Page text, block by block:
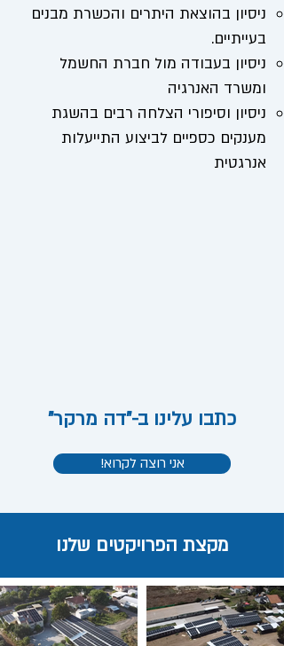
ניסיון בהוצאת היתרים והכשרת מבנים
בעייתיים.
ניסיון בעבודה מול חברת החשמל
ומשרד האנרגיה
ניסיון וסיפורי הצלחה רבים בהשגת
מענקים כספיים לביצוע התייעלות
אנרגטית
כתבו עלינו ב-"דה מרקר"
!אני רוצה לקרוא
מקצת הפרויקטים שלנו